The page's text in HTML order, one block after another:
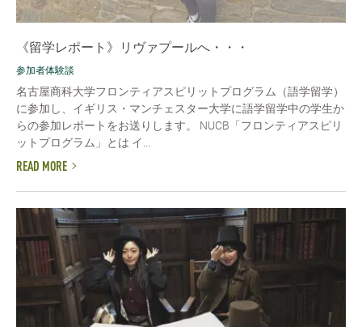
《留学レポート》リヴァプールへ・・・
参加者体験談
名古屋商科大学フロンティアスピリットプログラム（語学留学）
に参加し、イギリス・マンチェスター大学に語学留学中の学生か
らの参加レポートをお送りします。 NUCB「フロンティアスピリ
ットプログラム」とは イ...
READ MORE